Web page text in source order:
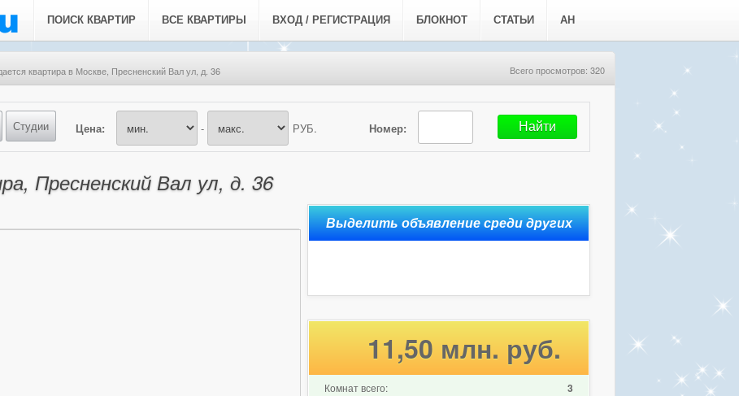
ПОИСК КВАРТИР ВСЕ КВАРТИРЫ ВХОД / РЕГИСТРАЦИЯ БЛОКНОТ СТАТЬИ АН
квартира в Москве, Пресненский Вал ул, д. 36 Всего просмотров: 320
Номер:
Студии Цена: - РУБ.
Пресненский Вал ул, д. 36
11,50 млн. руб.
Комнат всего: 3